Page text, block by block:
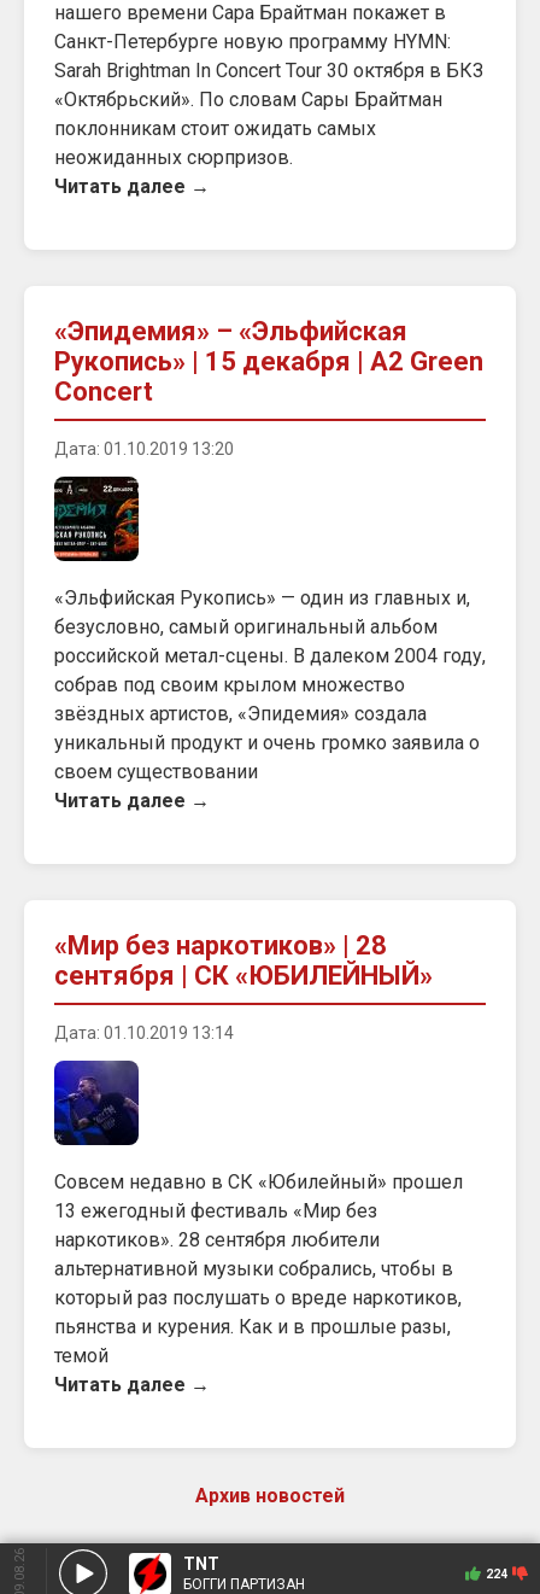
нашего времени Сара Брайтман покажет в
Санкт-Петербурге новую программу HYMN:
Sarah Brightman In Concert Tour 30 октября в БКЗ
«Октябрьский». По словам Сары Брайтман
поклонникам стоит ожидать самых
неожиданных сюрпризов.
Читать далее →
«Эпидемия» – «Эльфийская
Рукопись» | 15 декабря | A2 Green
Concert
Дата: 01.10.2019 13:20
«Эльфийская Рукопись» — один из главных и,
безусловно, самый оригинальный альбом
российской метал-сцены. В далеком 2004 году,
собрав под своим крылом множество
звёздных артистов, «Эпидемия» создала
уникальный продукт и очень громко заявила о
своем существовании
Читать далее →
«Мир без наркотиков» | 28
сентября | СК «ЮБИЛЕЙНЫЙ»
Дата: 01.10.2019 13:14
Совсем недавно в СК «Юбилейный» прошел
13 ежегодный фестиваль «Мир без
наркотиков». 28 сентября любители
альтернативной музыки собрались, чтобы в
который раз послушать о вреде наркотиков,
пьянства и курения. Как и в прошлые разы,
темой
Читать далее →
Архив новостей
09.08.26 TNT
БОГГИ ПАРТИЗАН
224